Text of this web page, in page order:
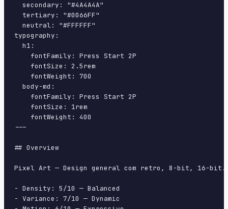
  secondary: "#4A4A4A"
  tertiary: "#0066FF"
  neutral: "#FFFFFF"
typography:
  h1:
    fontFamily: Press Start 2P
    fontSize: 2.5rem
    fontWeight: 700
  body-md:
    fontFamily: Press Start 2P
    fontSize: 1rem
    fontWeight: 400
---
## Overview
Pixel Art — Design general com retro, 8-bit, 16-bit.
- Density: 5/10 — Balanced
- Variance: 7/10 — Dynamic